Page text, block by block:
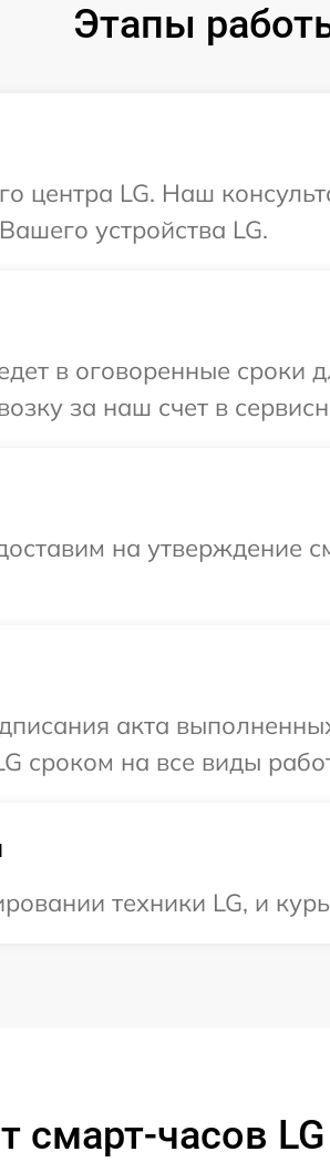
Этапы
центра LG. Наш
устройства LG.
в оговоренные сроки
за наш счет в
на утверждение
акта
сроком на все виды
техники LG, и
часов